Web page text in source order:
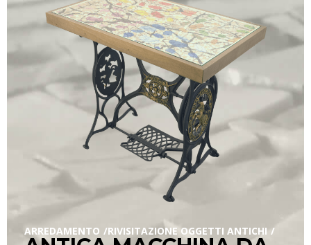
ARREDAMENTO RIVISITAZIONE OGGETTI ANTICHI